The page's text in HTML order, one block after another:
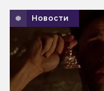
Новости